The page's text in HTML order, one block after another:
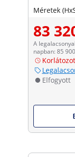
Méretek
83
A
napban: 85
Elfogyott